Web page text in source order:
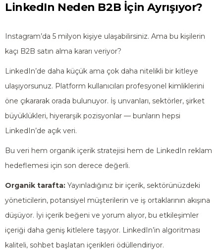
LinkedIn Neden B2B İçin Ayrışıyor?
Instagram’da 5 milyon kişiye ulaşabilirsiniz. Ama bu kişilerin
kaçı B2B satın alma kararı veriyor?
LinkedIn’de daha küçük ama çok daha nitelikli bir kitleye
ulaşıyorsunuz. Platform kullanıcıları profesyonel kimliklerini
öne çıkararak orada bulunuyor. İş unvanları, sektörler, şirket
büyüklükleri, hiyerarşik pozisyonlar — bunların hepsi
LinkedIn’de açık veri.
Bu veri hem organik içerik stratejisi hem de LinkedIn reklam
hedeflemesi için son derece değerli.
Organik tarafta: Yayınladığınız bir içerik, sektörünüzdeki
yöneticilerin, potansiyel müşterilerin ve iş ortaklarının akışına
düşüyor. İyi içerik beğeni ve yorum alıyor, bu etkileşimler
içeriği daha geniş kitlelere taşıyor. LinkedIn’in algoritması
kaliteli, sohbet başlatan içerikleri ödüllendiriyor.